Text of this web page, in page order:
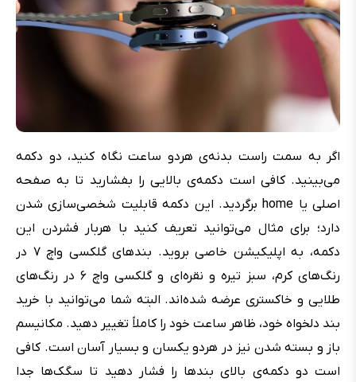
اگر به سمت راست بدنه‌ی هردو ساعت نگاه کنید، دو دکمه
می‌بینید. کافی است دکمه‌ی بالایی را بفشارید تا به صفحه
اصلی یا home برگردید. این دکمه قابلیت شخصی‌سازی شدن
دارد؛ برای مثال می‌توانید تعریف کنید با هربار فشردن این
دکمه، به اپلیکیشن خاصی بروید. بندهای گلکسی واچ ۷ در
رنگ‌های کرم، سبز تیره و نقره‌ای و گلکسی واچ ۶ در رنگ‌های
طلایی و خاکستری عرضه شده‌اند. البته شما می‌توانید با خرید
بند دلخواه خود، ظاهر ساعت خود را کاملاً تغییر دهید. مکانیسم
باز و بسته شدن نیز در هردو یکسان و بسیار آسان است. کافی
است دو دکمه‌ی بالای بندها را فشار دهید تا سگک‌ها جدا